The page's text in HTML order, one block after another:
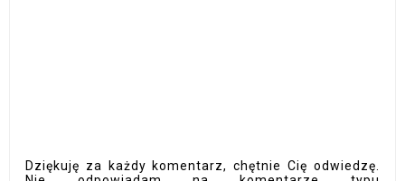
Dziękuję za każdy komentarz, chętnie Cię odwiedzę.